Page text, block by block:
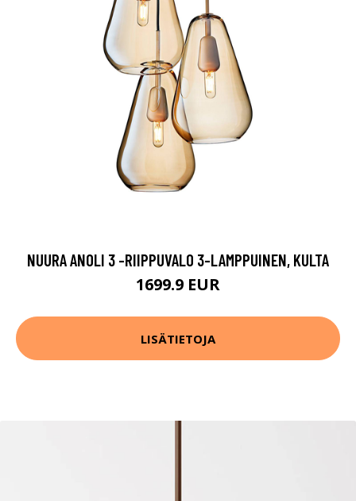
NUURA ANOLI 3 -RIIPPUVALO 3-LAMPPUINEN, KULTA
1699.9 EUR
LISÄTIETOJA